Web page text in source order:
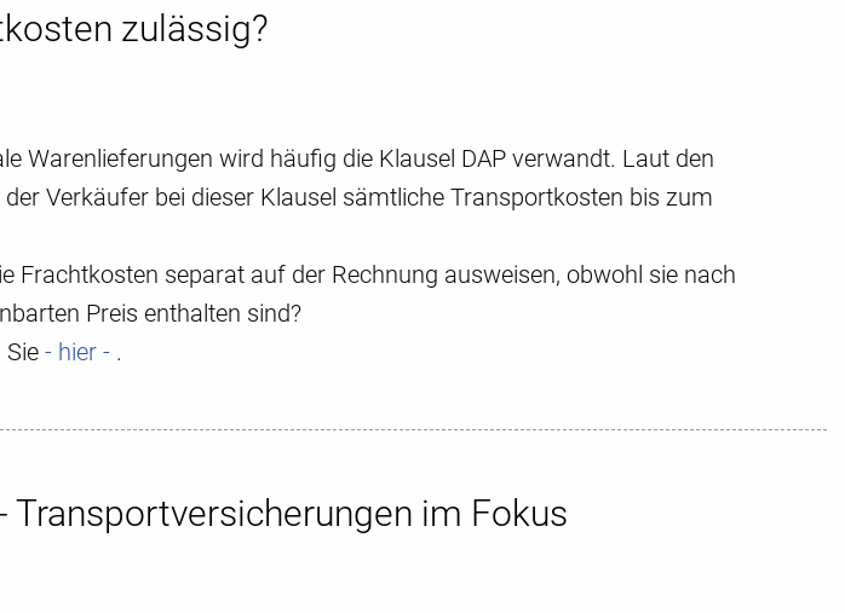
zulässig?
Warenlieferungen wird häufig die Klausel DAP verwandt. Laut den
Verkäufer bei dieser Klausel sämtliche Transportkosten bis zum
Frachtkosten separat auf der Rechnung ausweisen, obwohl sie nach
Preis enthalten sind?
- hier - .
Transportversicherungen im Fokus